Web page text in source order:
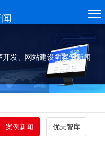
发、网站建设的案例新闻
案例新闻 优天智库